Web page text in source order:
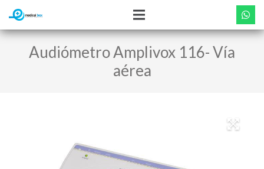
Audiómetro Amplivox 116- Vía
aérea